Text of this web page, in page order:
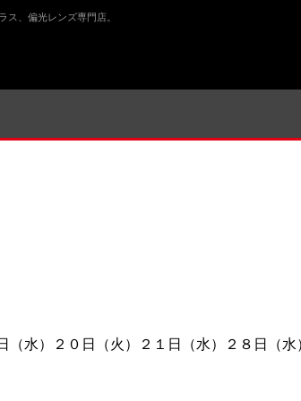
、偏光レンズ専門店。
水）２０日（火）２１日（水）２８日（水